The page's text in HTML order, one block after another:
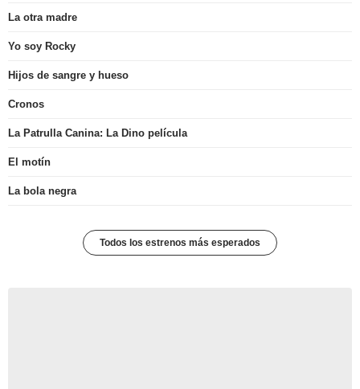
La otra madre
Yo soy Rocky
Hijos de sangre y hueso
Cronos
La Patrulla Canina: La Dino película
El motín
La bola negra
Todos los estrenos más esperados